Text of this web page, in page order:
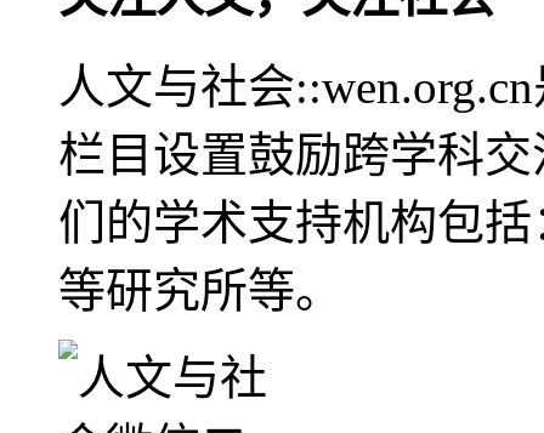
人文与社会
栏目设置鼓励跨学科
们的学术支持机构包
等研究所等。